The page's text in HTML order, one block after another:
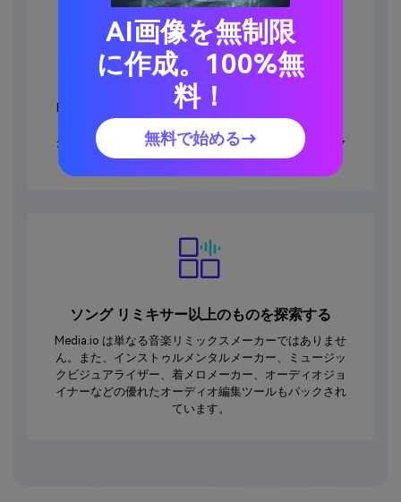
AIテクノロジーを活用して曲をリミックス
Media.ioは高度なAIテクノロジーを使用して、インテリ
ジェンスで曲をリミックスします。自動的にトリミン
グ、再配置、リミックスエフェクトを追加して、オンラ
インで音楽をミックスします。
ソング リミキサー以上のものを探索する
Media.io は単なる音楽リミックスメーカーではありませ
ん。また、インストゥルメンタルメーカー、ミュージッ
クビジュアライザー、着メロメーカー、オーディオジョ
イナーなどの優れたオーディオ編集ツールもパックされ
ています。
AI画像を無制限
に作成。100%無
料！
無料で始める→